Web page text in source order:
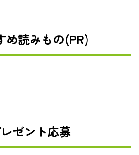
め読みもの(PR)
ゼント応募